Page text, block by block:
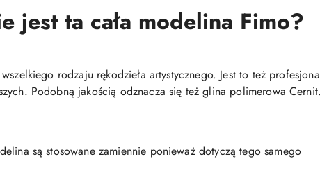
jest ta cała modelina Fimo?
rodzaju rękodzieła artystycznego. Jest to też
Podobną jakością odznacza się też glina polimerowa Cernit.
są stosowane zamiennie ponieważ dotyczą tego samego